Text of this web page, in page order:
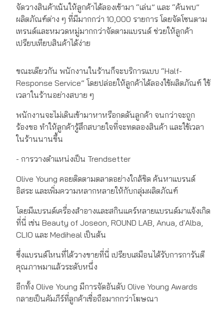
จัดวางสินค้าเน้นให้ลูกค้าได้ลองเข้ามา “เล่น” และ “ค้นพบ”
ผลิตภัณฑ์ต่าง ๆ ที่มีมากกว่า 10,000 รายการ โดยจัดโซนตาม
เทรนด์และหมวดหมู่มากกว่าจัดตามแบรนด์ ช่วยให้ลูกค้า
เปรียบเทียบสินค้าได้ง่าย
ขณะเดียวกัน พนักงานในร้านก็จะบริการแบบ “Half-
Response Service” โดยปล่อยให้ลูกค้าได้ลองใช้ผลิตภัณฑ์ ใช้
เวลาในร้านอย่างสบาย ๆ
พนักงานจะไม่เดินเข้ามาหาหรือกดดันลูกค้า จนกว่าจะถูก
ร้องขอ ทำให้ลูกค้ารู้สึกสบายใจที่จะทดลองสินค้า และใช้เวลา
ในร้านนานขึ้น
- การวางตำแหน่งเป็น Trendsetter
Olive Young คอยติดตามตลาดอย่างใกล้ชิด ค้นหาแบรนด์
อิสระ และเพิ่มความหลากหลายให้กับกลุ่มผลิตภัณฑ์
โดยมีแบรนด์เครื่องสำอางและสกินแคร์หลายแบรนด์มาแจ้งเกิด
ที่นี่ เช่น Beauty of Joseon, ROUND LAB, Anua, d'Alba,
CLIO และ Mediheal เป็นต้น
ซึ่งแบรนด์ไหนที่ได้วางขายที่นี่ เปรียบเสมือนได้รับการการันตี
คุณภาพมาแล้วระดับหนึ่ง
อีกทั้ง Olive Young มีการจัดอันดับ Olive Young Awards
กลายเป็นคัมภีร์ที่ลูกค้าเชื่อถือมากกว่าโฆษณา